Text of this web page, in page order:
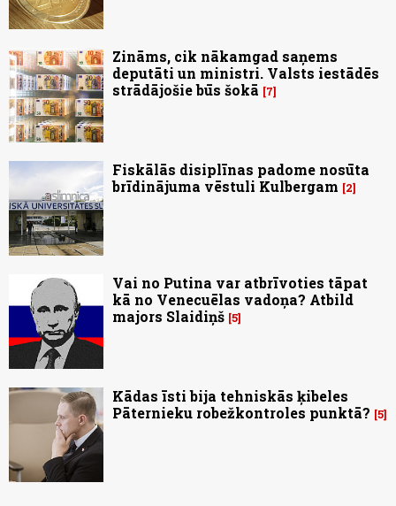
Zināms, cik nākamgad saņems
deputāti un ministri. Valsts iestādēs
strādājošie būs šokā
7
Fiskālās disiplīnas padome nosūta
brīdinājuma vēstuli Kulbergam
2
Vai no Putina var atbrīvoties tāpat
kā no Venecuēlas vadoņa? Atbild
majors Slaidiņš 5
Kādas īsti bija tehniskās ķibeles
Pāternieku robežkontroles punktā? 5